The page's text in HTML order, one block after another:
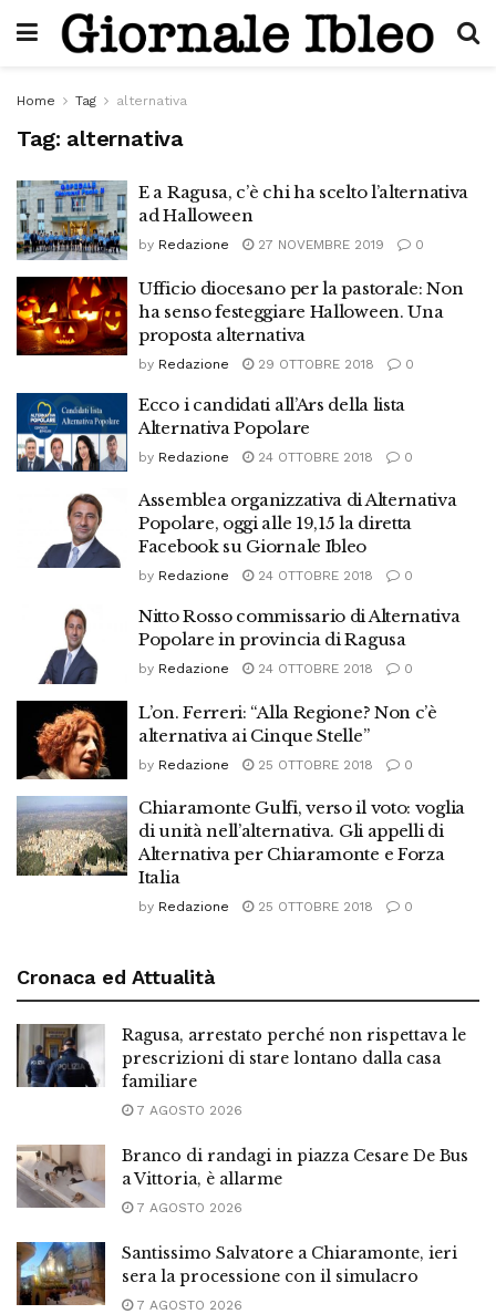
Home Tag alternativa
Tag: alternativa
E a Ragusa, c’è chi ha scelto l’alternativa
ad Halloween
by Redazione 27 NOVEMBRE 2019 0
Ufficio diocesano per la pastorale: Non
ha senso festeggiare Halloween. Una
proposta alternativa
by Redazione 29 OTTOBRE 2018 0
Ecco i candidati all’Ars della lista
Alternativa Popolare
by Redazione 24 OTTOBRE 2018 0
Assemblea organizzativa di Alternativa
Popolare, oggi alle 19,15 la diretta
Facebook su Giornale Ibleo
by Redazione 24 OTTOBRE 2018 0
Nitto Rosso commissario di Alternativa
Popolare in provincia di Ragusa
by Redazione 24 OTTOBRE 2018 0
L’on. Ferreri: “Alla Regione? Non c’è
alternativa ai Cinque Stelle”
by Redazione 25 OTTOBRE 2018 0
Chiaramonte Gulfi, verso il voto: voglia
di unità nell’alternativa. Gli appelli di
Alternativa per Chiaramonte e Forza
Italia
by Redazione 25 OTTOBRE 2018 0
Cronaca ed Attualità
Ragusa, arrestato perché non rispettava le
prescrizioni di stare lontano dalla casa
familiare
7 AGOSTO 2026
Branco di randagi in piazza Cesare De Bus
a Vittoria, è allarme
7 AGOSTO 2026
Santissimo Salvatore a Chiaramonte, ieri
sera la processione con il simulacro
7 AGOSTO 2026